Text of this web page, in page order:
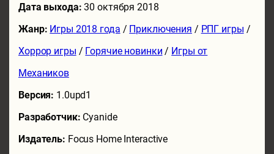
Дата выхода:30 октября 2018
Жанр: Игры 2018 года / Приключения / РПГ игры /
Хоррор игры / Горячие новинки / Игры от
Механиков
Версия: 1.0upd1
Разработчик: Cyanide
Издатель: Focus Home Interactive